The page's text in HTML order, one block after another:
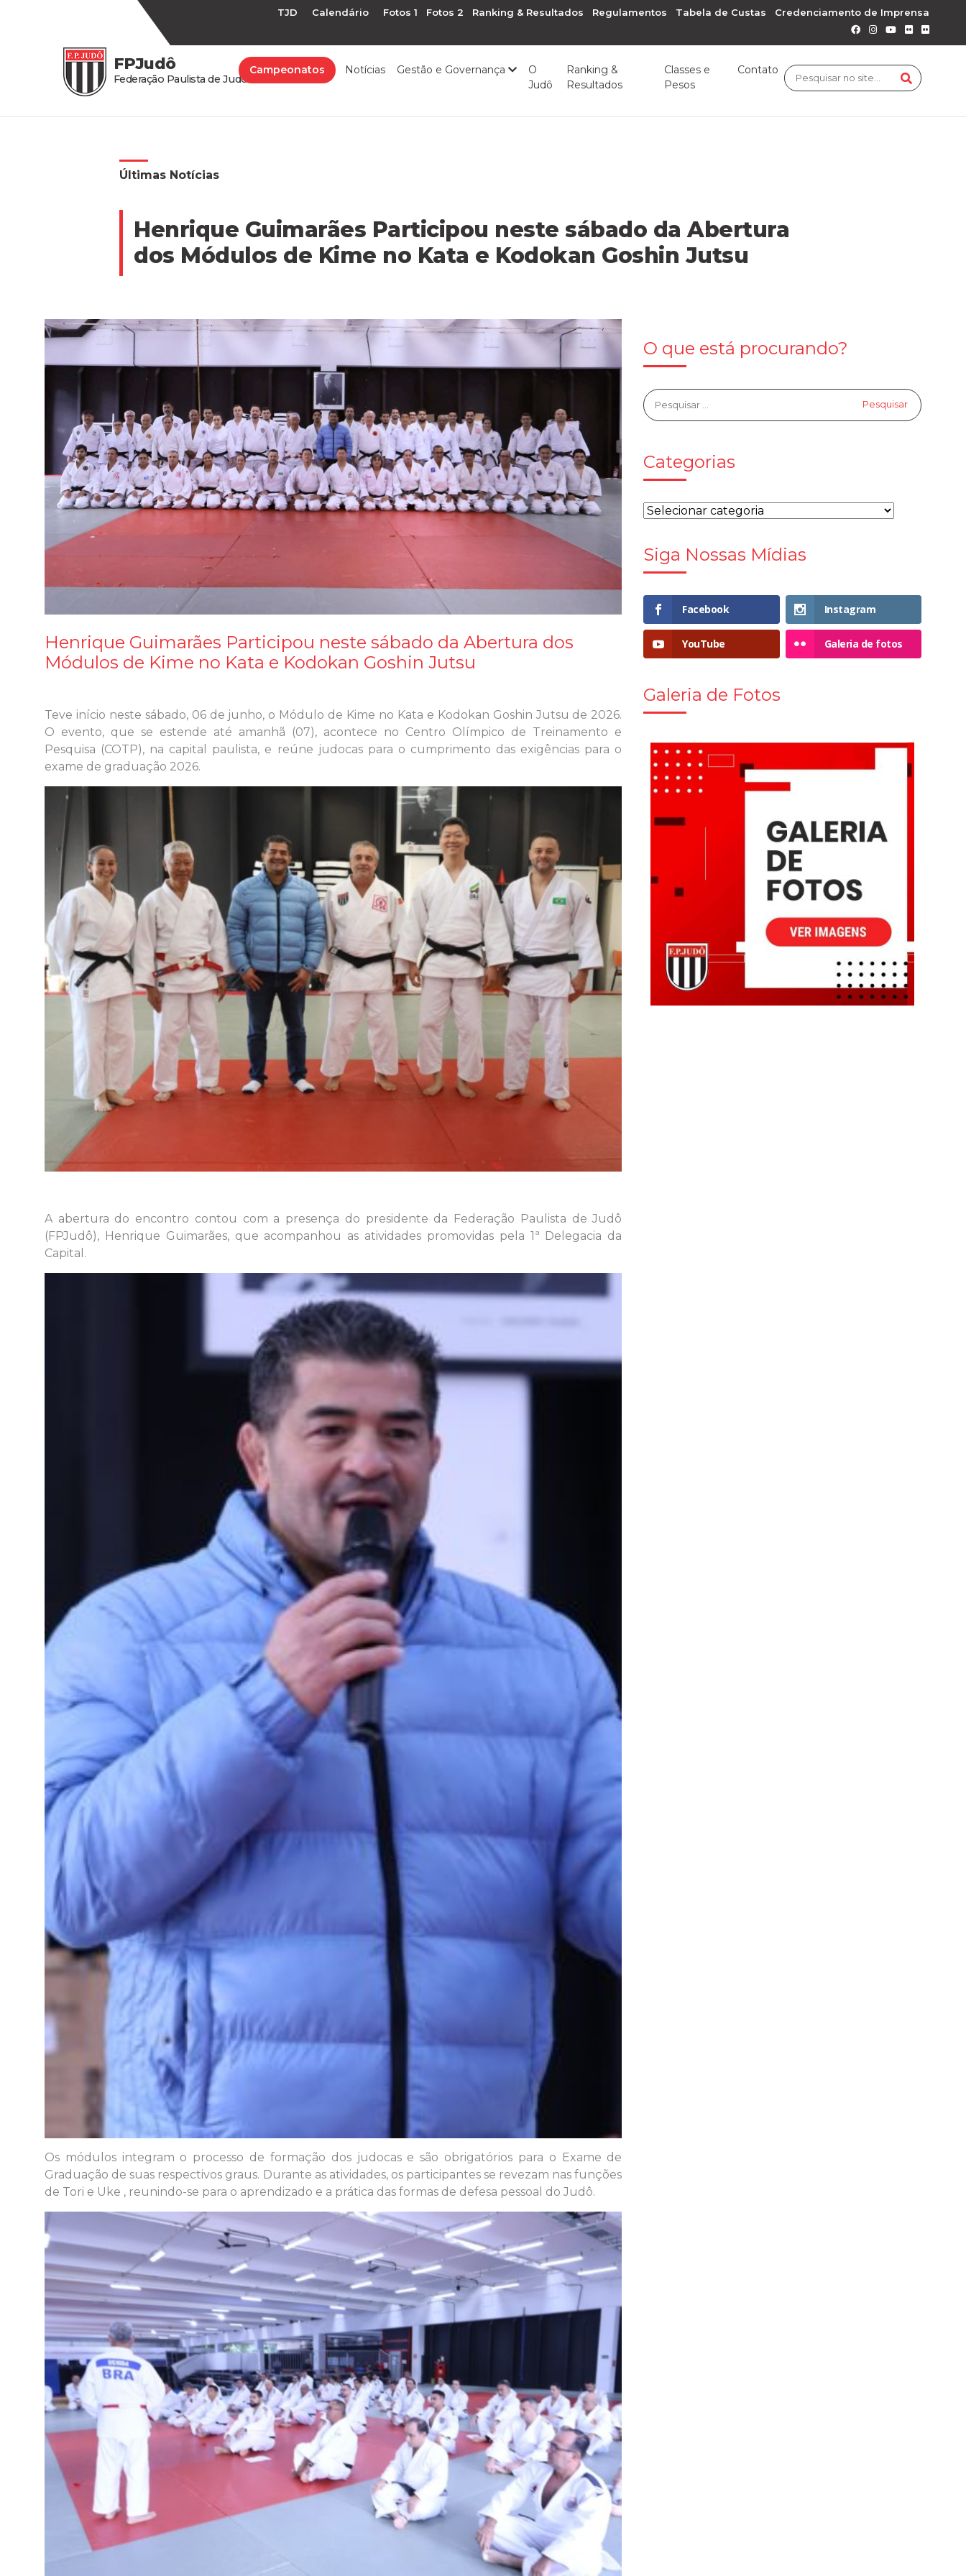
TJD Calendário Fotos 1 Fotos 2 Ranking & Resultados Regulamentos Tabela de Custas Credenciamento de Imprensa
FPJudô
Federação Paulista de Judô
Campeonatos Notícias Gestão e Governança
O
Judô
Ranking &
Resultados
Classes e
Pesos
Contato
Últimas Notícias
Henrique Guimarães Participou neste sábado da Abertura
dos Módulos de Kime no Kata e Kodokan Goshin Jutsu
Henrique Guimarães Participou neste sábado da Abertura dos
Módulos de Kime no Kata e Kodokan Goshin Jutsu
Teve início neste sábado, 06 de junho, o Módulo de Kime no Kata e Kodokan Goshin Jutsu de 2026.
O evento, que se estende até amanhã (07), acontece no Centro Olímpico de Treinamento e
Pesquisa (COTP), na capital paulista, e reúne judocas para o cumprimento das exigências para o
exame de graduação 2026.
A abertura do encontro contou com a presença do presidente da Federação Paulista de Judô
(FPJudô), Henrique Guimarães, que acompanhou as atividades promovidas pela 1ª Delegacia da
Capital.
Os módulos integram o processo de formação dos judocas e são obrigatórios para o Exame de
Graduação de suas respectivos graus. Durante as atividades, os participantes se revezam nas funções
de Tori e Uke , reunindo-se para o aprendizado e a prática das formas de defesa pessoal do Judô.
O que está procurando?
Categorias
Siga Nossas Mídias
Facebook Instagram
YouTube Galeria de fotos
Galeria de Fotos